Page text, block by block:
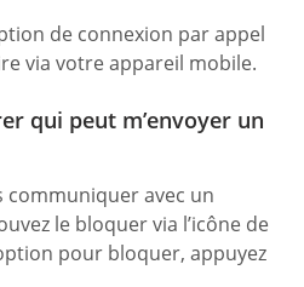
de connexion par appel
via votre appareil mobile.
qui peut m’envoyer un
communiquer avec un
le bloquer via l’icône de
pour bloquer, appuyez